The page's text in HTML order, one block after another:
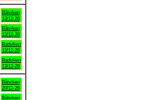
Båtviken
13/12-26
Båtviken
13/12-26
Badviken
13/12-26
Badviken
13/12-26
Båtviken
20/12-26
Båtviken